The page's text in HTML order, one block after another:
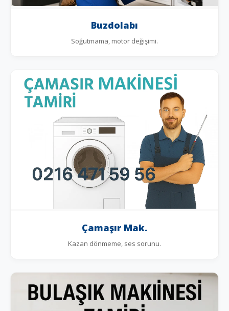
Buzdolabı
Soğutmama, motor değişimi.
Çamaşır Mak.
Kazan dönmeme, ses sorunu.